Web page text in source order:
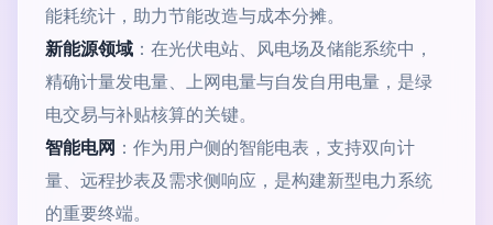
能耗统计，助力节能改造与成本分摊。
新能源领域 ：在光伏电站、风电场及储能系统中，
精确计量发电量、上网电量与自发自用电量，是绿
电交易与补贴核算的关键。
智能电网 ：作为用户侧的智能电表，支持双向计
量、远程抄表及需求侧响应，是构建新型电力系统
的重要终端。